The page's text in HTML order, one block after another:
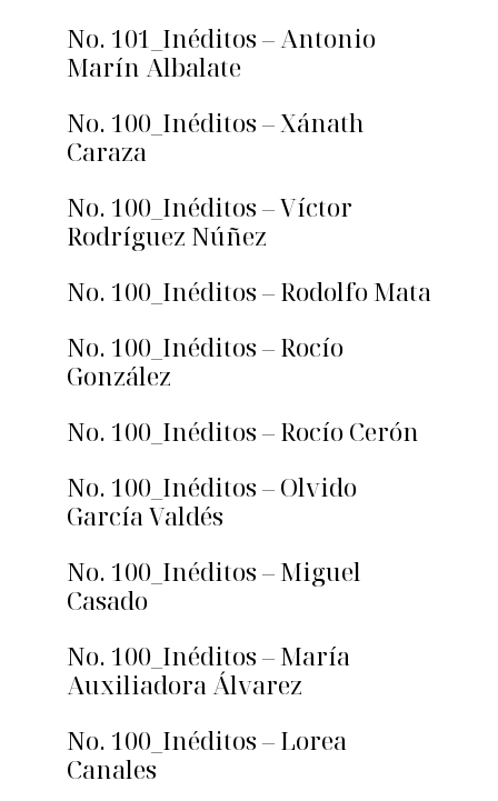
No. 101_Inéditos – Antonio
Marín Albalate
No. 100_Inéditos – Xánath
Caraza
No. 100_Inéditos – Víctor
Rodríguez Núñez
No. 100_Inéditos – Rodolfo Mata
No. 100_Inéditos – Rocío
González
No. 100_Inéditos – Rocío Cerón
No. 100_Inéditos – Olvido
García Valdés
No. 100_Inéditos – Miguel
Casado
No. 100_Inéditos – María
Auxiliadora Álvarez
No. 100_Inéditos – Lorea
Canales